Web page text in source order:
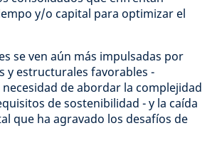
y/o capital para optimizar el
se ven aún más impulsadas por
y estructurales favorables -
de abordar la complejidad
de sostenibilidad - y la caída
que ha agravado los desafíos de